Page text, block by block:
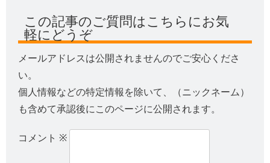
この記事のご質問はこちらにお気
軽にどうぞ
メールアドレスは公開されませんのでご安心くださ
い。
個人情報などの特定情報を除いて、（ニックネーム）
も含めて承認後にこのページに公開されます。
コメント ※